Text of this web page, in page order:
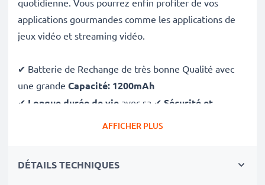
quotidienne. Vous pourrez enfin profiter de vos
applications gourmandes comme les applications de
jeux vidéo et streaming vidéo.
✔ Batterie de Rechange de très bonne Qualité avec
une grande Capacité: 1200mAh
✔ Longue durée de vie avec sa ✔ Sécurité et
contrôlées par des professionels compétants
AFFICHER PLUS
DÉTAILS TECHNIQUES